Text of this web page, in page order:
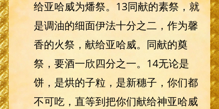
给亚哈威为燔祭。13同献的素祭，就
是调油的细面伊法十分之二，作为馨
香的火祭，献给亚哈威。同献的奠
祭，要酒一欣四分之一。14无论是
饼，是烘的子粒，是新穗子，你们都
不可吃，直等到把你们献给神亚哈威